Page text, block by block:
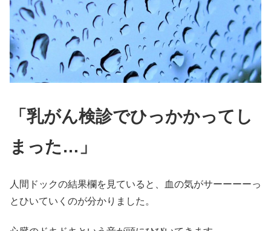
「乳がん検診でひっかかってし
まった…」
人間ドックの結果欄を見ていると、血の気がサーーーーっ
とひいていくのが分かりました。